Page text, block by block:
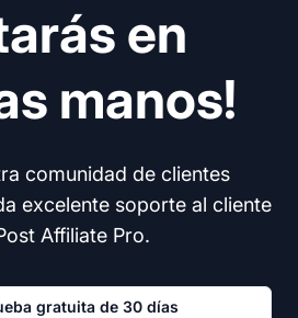
en
manos!
comunidad de clientes
excelente soporte al cliente
Affiliate Pro.
gratuita de 30 días